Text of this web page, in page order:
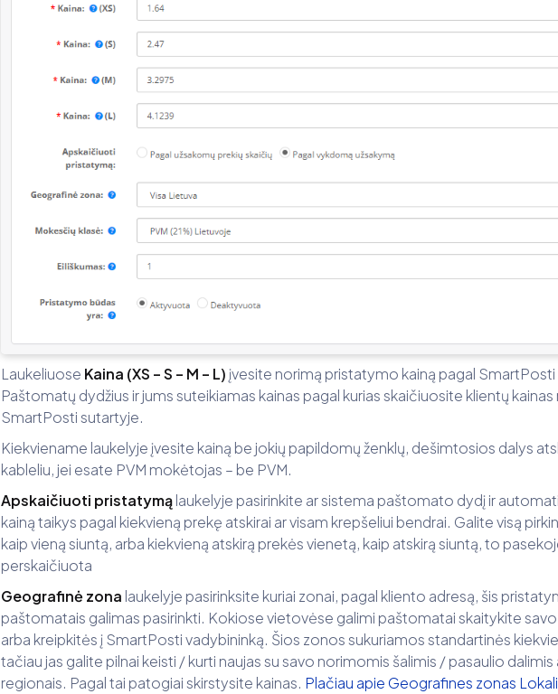
Laukeliuose Kaina (XS – S – M – L) įvesite norimą pristatymo kainą pagal
Paštomatų dydžius ir jums suteikiamas kainas pagal kurias skaičiuosite klientų
SmartPosti sutartyje.
Kiekviename laukelyje įvesite kainą be jokių papildomų ženklų, dešimtosios dalys
kableliu, jei esate PVM mokėtojas – be PVM.
Apskaičiuoti pristatymąlaukelyje pasirinkite ar sistema paštomato dydį ir
kainą taikys pagal kiekvieną prekę atskirai ar visam krepšeliui bendrai. Galite visą
kaip vieną siuntą, arba kiekvieną atskirą prekės vienetą, kaip atskirą siuntą, to
perskaičiuota
Geografinė zona laukelyje pasirinksite kuriai zonai, pagal kliento adresą, šis
paštomatais galimas pasirinkti. Kokiose vietovėse galimi paštomatai skaitykite
arba kreipkitės į SmartPosti vadybininką. Šios zonos sukuriamos standartinės
tačiau jas galite pilnai keisti / kurti naujas su savo norimomis šalimis / pasaulio dalimis
regionais. Pagal tai patogiai skirstysite kainas. Plačiau apie Geografines zonas